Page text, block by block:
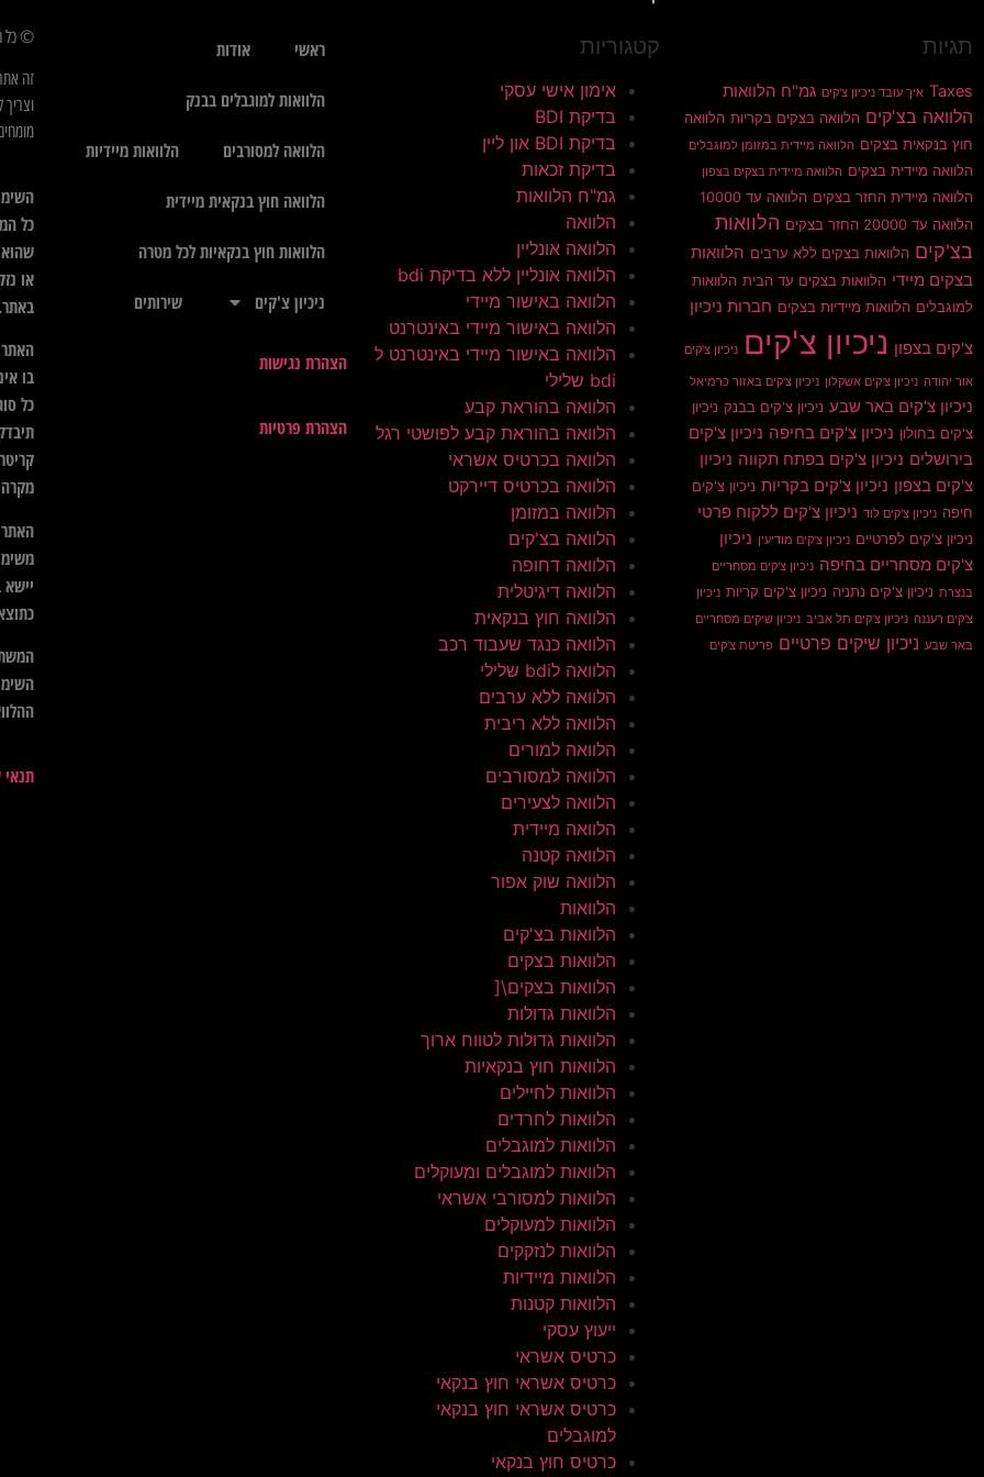
תגיות
Taxes איך עובד ניכיון צ'קים גמ"ח הלוואות
הלוואה בצ'קים הלוואה בצקים בקריות הלוואה
חוץ בנקאית בצקים הלוואה מיידית במזומן למוגבלים
הלוואה מיידית בצקים הלוואה מיידית בצקים בצפון
הלוואה מיידית החזר בצקים הלוואה עד 10000
הלוואה עד 20000 החזר בצקים
הלוואות
בצ'קים הלוואות בצקים ללא ערבים הלוואות
בצקים מיידי הלוואות בצקים עד הבית הלוואות
למוגבלים הלוואות מיידיות בצקים חברות ניכיון
צ'קים בצפון ניכיון צ'קים ניכיון צ'קים
אור יהודה ניכיון צ'קים אשקלון ניכיון צ'קים באזור כרמיאל
ניכיון צ'קים באר שבע ניכיון צ'קים בבנק ניכיון
צ'קים בחולון ניכיון צ'קים בחיפה ניכיון צ'קים
בירושלים ניכיון צ'קים בפתח תקווה ניכיון
צ'קים בצפון ניכיון צ'קים בקריות ניכיון צ'קים
חיפה ניכיון צ'קים לוד ניכיון צ'קים ללקוח פרטי
ניכיון צ'קים לפרטיים ניכיון צ'קים מודיעין ניכיון
צ'קים מסחריים בחיפה ניכיון צ'קים מסחריים
בנצרת ניכיון צ'קים נתניה ניכיון צ'קים קריות ניכיון
צ'קים רעננה ניכיון צ'קים תל אביב ניכיון שיקים מסחריים
באר שבע ניכיון שיקים פרטיים פריטת צ'קים
קטגוריות
אימון אישי עסקי
בדיקת BDI
בדיקת BDI און ליין
בדיקת זכאות
גמ"ח הלוואות
הלוואה
הלוואה אונליין
הלוואה אונליין ללא בדיקת bdi
הלוואה באישור מיידי
הלוואה באישור מיידי באינטרנט
הלוואה באישור מיידי באינטרנט ל
bdi שלילי
הלוואה בהוראת קבע
הלוואה בהוראת קבע לפושטי רגל
הלוואה בכרטיס אשראי
הלוואה בכרטיס דיירקט
הלוואה במזומן
הלוואה בצ'קים
הלוואה דחופה
הלוואה דיגיטלית
הלוואה חוץ בנקאית
הלוואה כנגד שעבוד רכב
הלוואה לbdi שלילי
הלוואה ללא ערבים
הלוואה ללא ריבית
הלוואה למורים
הלוואה למסורבים
הלוואה לצעירים
הלוואה מיידית
הלוואה קטנה
הלוואה שוק אפור
הלוואות
הלוואות בצ'קים
הלוואות בצקים
הלוואות בצקים\[
הלוואות גדולות
הלוואות גדולות לטווח ארוך
הלוואות חוץ בנקאיות
הלוואות לחיילים
הלוואות לחרדים
הלוואות למוגבלים
הלוואות למוגבלים ומעוקלים
הלוואות למסורבי אשראי
הלוואות למעוקלים
הלוואות לנזקקים
הלוואות מיידיות
הלוואות קטנות
ייעוץ עסקי
כרטיס אשראי
כרטיס אשראי חוץ בנקאי
כרטיס אשראי חוץ בנקאי
למוגבלים
כרטיס חוץ בנקאי
ראשי אודות
הלוואות למוגבלים בבנק
הלוואה למסורבים הלוואות מיידיות
הלוואה חוץ בנקאית מיידית
הלוואות חוץ בנקאיות לכל מטרה
ניכיון צ'קים שירותים
הצהרת נגישות
הצהרת פרטיות
© כל
זה
כל
או
האתר
בו
כל
מקרה
האתר